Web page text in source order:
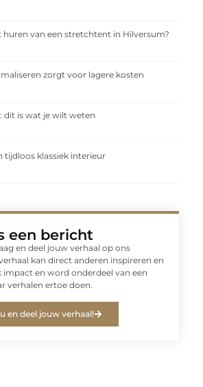
huren van een stretchtent in Hilversum?
zorgt voor lagere kosten
dit is wat je wilt weten
tijdloos klassiek interieur
een bericht
en deel jouw verhaal op ons
kan direct anderen inspireren en
impact en word onderdeel van een
verhalen ertoe doen.
en deel jouw verhaal!